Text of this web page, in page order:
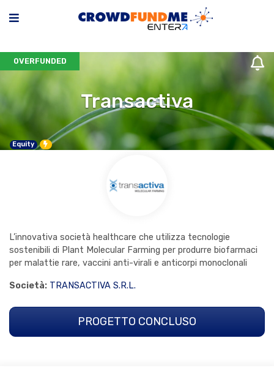
OVERFUNDED
Transactiva
Equity Campagna flash, dura 30 giorni
L’innovativa società healthcare che utilizza tecnologie
sostenibili di Plant Molecular Farming per produrre biofarmaci
per malattie rare, vaccini anti-virali e anticorpi monoclonali
Società: TRANSACTIVA S.R.L.
PROGETTO CONCLUSO